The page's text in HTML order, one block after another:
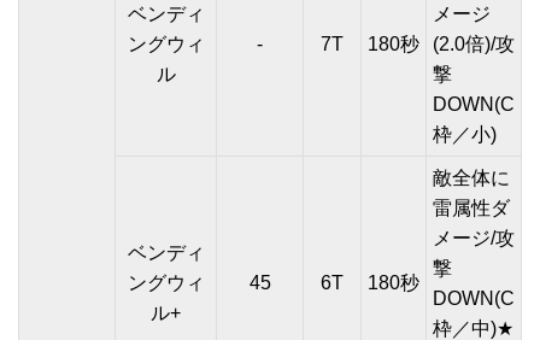
ベンディ
ングウィ
ル
- 7T 180秒
メージ
(2.0倍)/攻
撃
DOWN(C
枠／小)
ベンディ
ングウィ
ル+
45 6T 180秒
敵全体に
雷属性ダ
メージ/攻
撃
DOWN(C
枠／中)★